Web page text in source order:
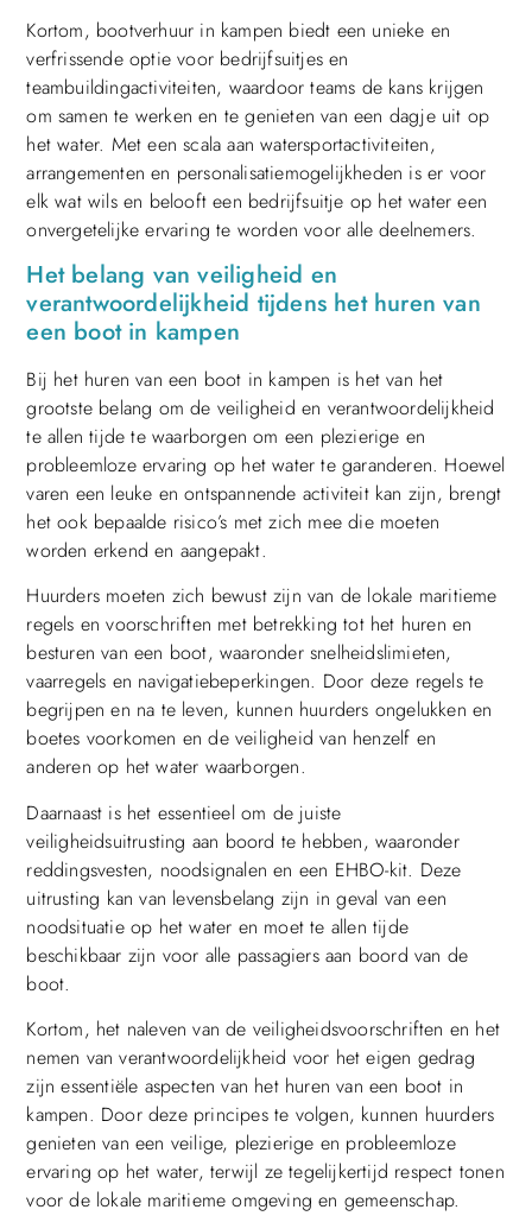
Kortom, bootverhuur in kampen biedt een unieke en
verfrissende optie voor bedrijfsuitjes en
teambuildingactiviteiten, waardoor teams de kans krijgen
om samen te werken en te genieten van een dagje uit op
het water. Met een scala aan watersportactiviteiten,
arrangementen en personalisatiemogelijkheden is er voor
elk wat wils en belooft een bedrijfsuitje op het water een
onvergetelijke ervaring te worden voor alle deelnemers.
Het belang van veiligheid en
verantwoordelijkheid tijdens het huren van
een boot in kampen
Bij het huren van een boot in kampen is het van het
grootste belang om de veiligheid en verantwoordelijkheid
te allen tijde te waarborgen om een plezierige en
probleemloze ervaring op het water te garanderen. Hoewel
varen een leuke en ontspannende activiteit kan zijn, brengt
het ook bepaalde risico’s met zich mee die moeten
worden erkend en aangepakt.
Huurders moeten zich bewust zijn van de lokale maritieme
regels en voorschriften met betrekking tot het huren en
besturen van een boot, waaronder snelheidslimieten,
vaarregels en navigatiebeperkingen. Door deze regels te
begrijpen en na te leven, kunnen huurders ongelukken en
boetes voorkomen en de veiligheid van henzelf en
anderen op het water waarborgen.
Daarnaast is het essentieel om de juiste
veiligheidsuitrusting aan boord te hebben, waaronder
reddingsvesten, noodsignalen en een EHBO-kit. Deze
uitrusting kan van levensbelang zijn in geval van een
noodsituatie op het water en moet te allen tijde
beschikbaar zijn voor alle passagiers aan boord van de
boot.
Kortom, het naleven van de veiligheidsvoorschriften en het
nemen van verantwoordelijkheid voor het eigen gedrag
zijn essentiële aspecten van het huren van een boot in
kampen. Door deze principes te volgen, kunnen huurders
genieten van een veilige, plezierige en probleemloze
ervaring op het water, terwijl ze tegelijkertijd respect tonen
voor de lokale maritieme omgeving en gemeenschap.